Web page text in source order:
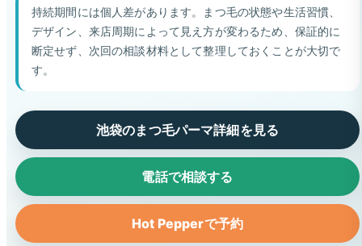
持続期間には個人差があります。まつ毛の状態や生活習慣、
デザイン、来店周期によって見え方が変わるため、保証的に
断定せず、次回の相談材料として整理しておくことが大切で
す。
池袋のまつ毛パーマ詳細を見る
電話で相談する
Hot Pepperで予約